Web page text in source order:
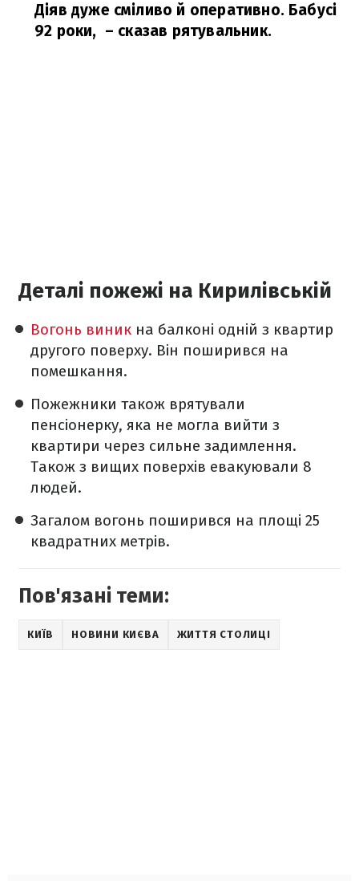
Діяв дуже сміливо й оперативно. Бабусі
92 роки, – сказав рятувальник.
Деталі пожежі на Кирилівській
Вогонь виник на балконі одній з квартир
другого поверху. Він поширився на
помешкання.
Пожежники також врятували
пенсіонерку, яка не могла вийти з
квартири через сильне задимлення.
Також з вищих поверхів евакуювали 8
людей.
Загалом вогонь поширився на площі 25
квадратних метрів.
Пов'язані теми:
КИЇВ НОВИНИ КИЄВА ЖИТТЯ СТОЛИЦІ